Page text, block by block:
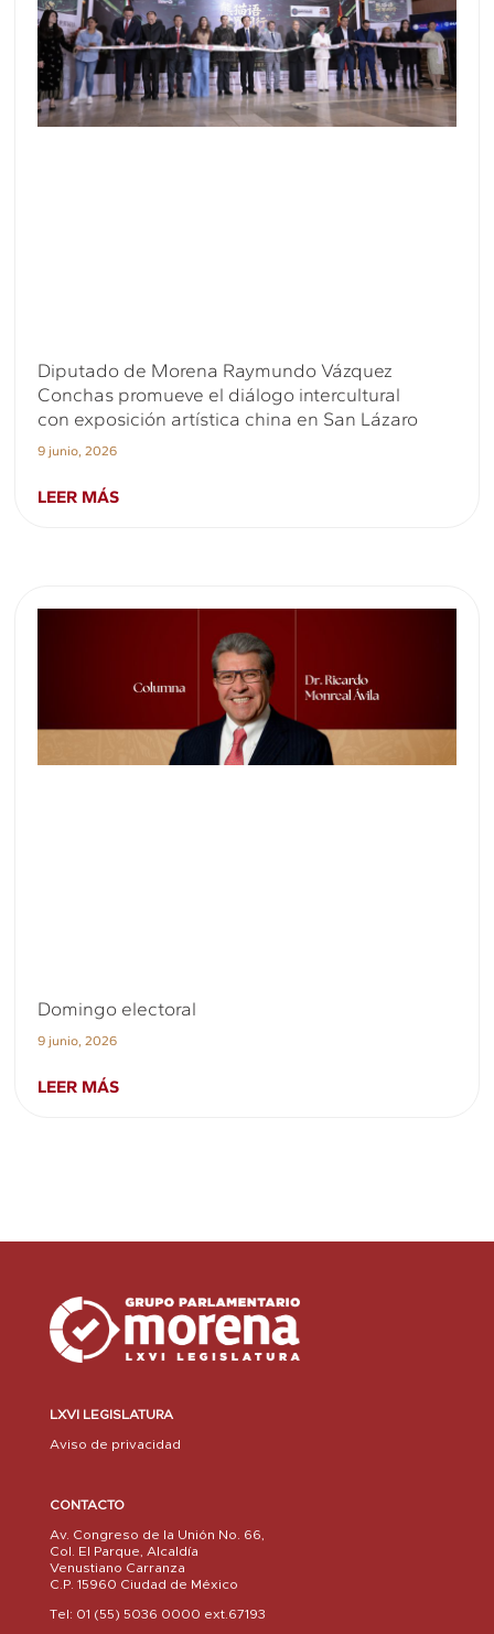
Diputado de Morena Raymundo Vázquez
Conchas promueve el diálogo intercultural
con exposición artística china en San Lázaro
9 junio, 2026
LEER MÁS
Domingo electoral
9 junio, 2026
LEER MÁS
LXVI LEGISLATURA
Aviso de privacidad
CONTACTO
Av. Congreso de la Unión No. 66,
Col. El Parque, Alcaldía
Venustiano Carranza
C.P. 15960 Ciudad de México
Tel: 01 (55) 5036 0000 ext.67193